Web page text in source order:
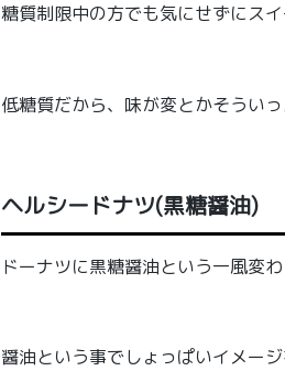
糖質制限中の方でも気にせずにス
低糖質だから、味が変とかそうい
ヘルシードナツ(黒糖醤油)
ドーナツに黒糖醤油という一風変
醤油という事でしょっぱいイメー